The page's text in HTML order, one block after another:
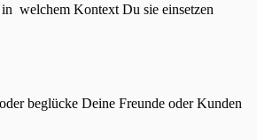
welchem Kontext Du sie einsetzen
beglücke Deine Freunde oder Kunden